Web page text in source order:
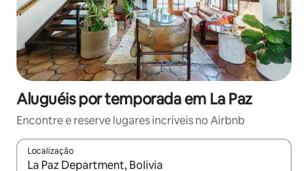
Aluguéis por temporada em La Paz
Encontre e reserve lugares incríveis no Airbnb
Localização
Quando os resultados estiverem disponíveis, explore-os